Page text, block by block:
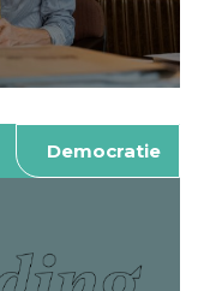
Democratie